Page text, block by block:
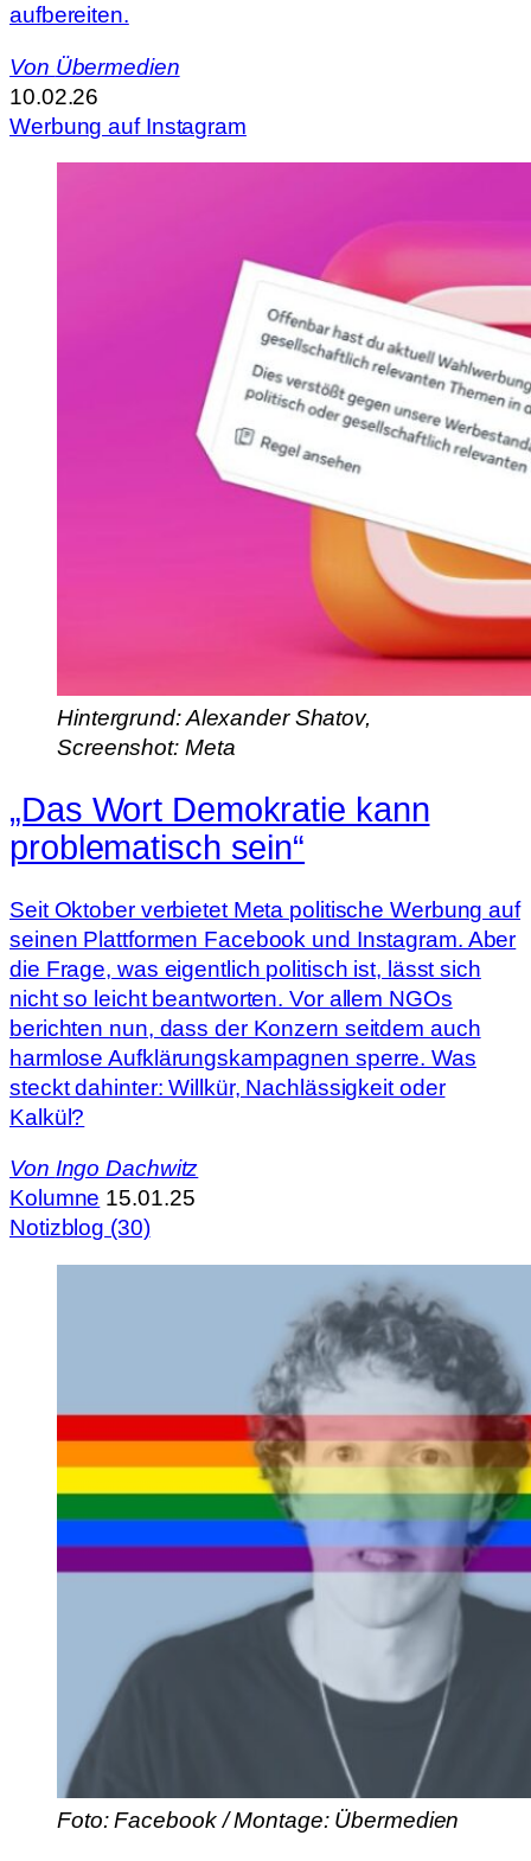
aufbereiten.
Von Übermedien
10.02.26
Werbung auf Instagram
Hintergrund: Alexander Shatov,
Screenshot: Meta
„Das Wort Demokratie kann
problematisch sein“
Seit Oktober verbietet Meta politische Werbung auf
seinen Plattformen Facebook und Instagram. Aber
die Frage, was eigentlich politisch ist, lässt sich
nicht so leicht beantworten. Vor allem NGOs
berichten nun, dass der Konzern seitdem auch
harmlose Aufklärungskampagnen sperre. Was
steckt dahinter: Willkür, Nachlässigkeit oder
Kalkül?
Von Ingo Dachwitz
Kolumne 15.01.25
Notizblog (30)
Foto: Facebook / Montage: Übermedien